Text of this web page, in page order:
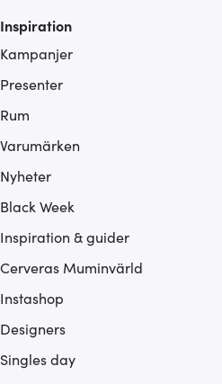
Inspiration
Kampanjer
Presenter
Rum
Varumärken
Nyheter
Black Week
Inspiration & guider
Cerveras Muminvärld
Instashop
Designers
Singles day